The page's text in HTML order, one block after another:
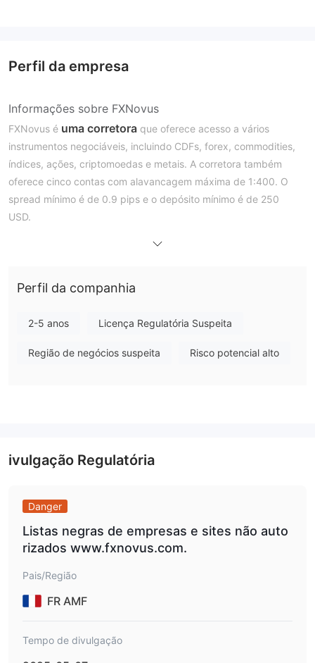
Perfil da empresa
Informações sobre FXNovus
FXNovus é uma corretora que oferece acesso a vários
instrumentos negociáveis, incluindo CDFs, forex, commodities,
índices, ações, criptomoedas e metais. A corretora também
oferece cinco contas com alavancagem máxima de 1:400. O
spread mínimo é de 0.9 pips e o depósito mínimo é de 250
USD.
FXNovus é Legítimo?
licença 50963, mas o status atual é 'clone suspeito'.
CDFs,forex, commodities, índices, ações,
alavancagem podem escolher uma conta VIP.
O spread é a partir de
cobrado
Alavancagem
A alavancagem máxima é de
FXNovus oferece uma plataforma de negociação
Perfil da companhia
2-5 anos Licença Regulatória Suspeita
Região de negócios suspeita Risco potencial alto
ivulgação Regulatória
Danger
Listas negras de empresas e sites não auto
rizados www.fxnovus.com.
Pais/Região
FR AMF
Tempo de divulgação